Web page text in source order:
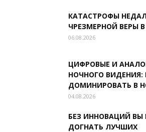
КАТАСТРОФЫ
ЧРЕЗМЕРНОЙ ВЕРЫ
06.08.2026
ЦИФРОВЫЕ И
НОЧНОГО ВИДЕНИЯ:
ДОМИНИРОВАТЬ В
04.08.2026
БЕЗ ИННОВАЦИЙ ВЫ
ДОГНАТЬ ЛУЧШИХ